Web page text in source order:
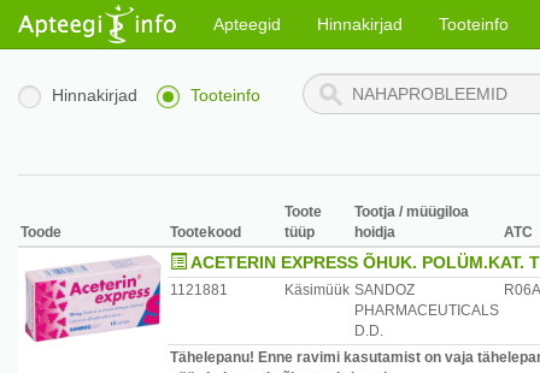
Apteegid Hinnakirjad Tooteinfo
Hinnakirjad Tooteinfo
Toode Tootekood
Toote
tüüp
Tootja / müügiloa
hoidja
ATC
ACETERIN EXPRESS ÕHUK. POLÜM.KAT.
1121881 Käsimüük SANDOZ
PHARMACEUTICALS
D.D.
Tähelepanu! Enne ravimi kasutamist on vaja